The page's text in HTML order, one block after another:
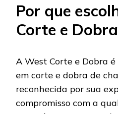
Por que
Corte e
A West Corte e Dobra
em corte e dobra de
reconhecida por sua
compromisso com a